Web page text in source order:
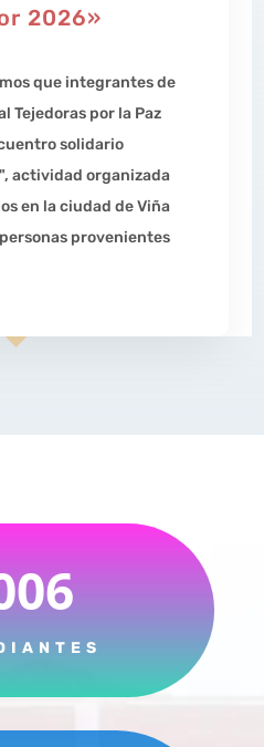
2026»
que integrantes de
Tejedoras por la Paz
solidario
actividad organizada
en la ciudad de Viña
provenientes